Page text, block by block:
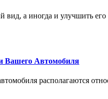
а иногда и улучшить его
Вашего Автомобиля
располагаются